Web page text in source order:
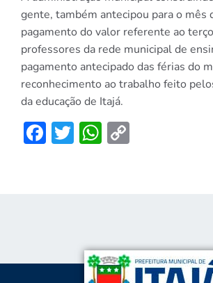
gente, também antecipou para o mês
pagamento do valor referente ao
professores da rede municipal de
pagamento antecipado das férias do
reconhecimento ao trabalho feito
da educação de Itajá.
Facebook
TwitterWhatsApp